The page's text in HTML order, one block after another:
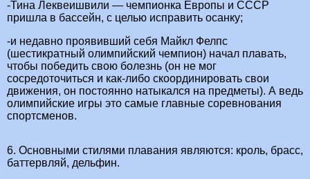
-Тина Леквеишвили — чемпионка Европы и СССР
пришла в бассейн, с целью исправить осанку;
-и недавно проявивший себя Майкл Фелпс
(шестикратный олимпийский чемпион) начал плавать,
чтобы победить свою болезнь (он не мог
сосредоточиться и как-либо скоординировать свои
движения, он постоянно натыкался на предметы). А ведь
олимпийские игры это самые главные соревнования
спортсменов.
6. Основными стилями плавания являются: кроль, брасс,
баттервляй, дельфин.